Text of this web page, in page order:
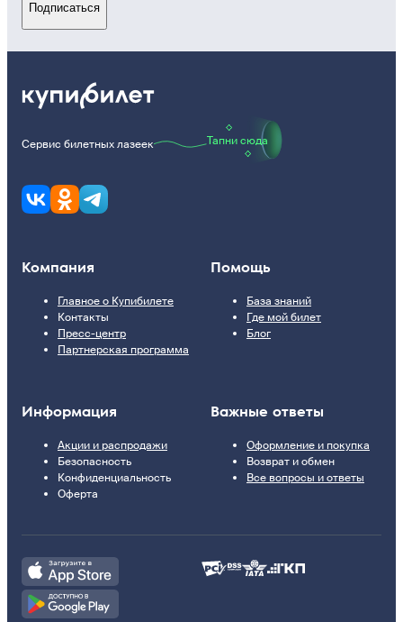
Подписаться
Сервис билетных лазеек Тапни сюда
Компания
Главное о Купибилете
Контакты
Пресс-центр
Партнерская программа
Помощь
База знаний
Где мой билет
Блог
Информация
Акции и распродажи
Безопасность
Конфиденциальность
Оферта
Важные ответы
Оформление и покупка
Возврат и обмен
Все вопросы и ответы